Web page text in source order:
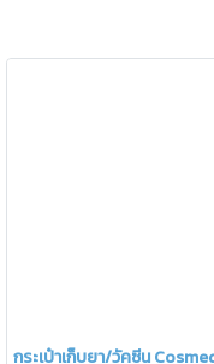
กระเป๋าเก็บยา/วัคซีน